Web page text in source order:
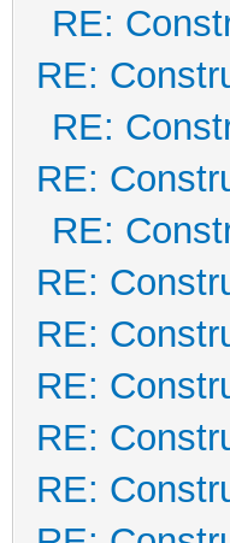
RE:
RE:
RE:
RE:
RE:
RE:
RE:
RE:
RE:
RE: